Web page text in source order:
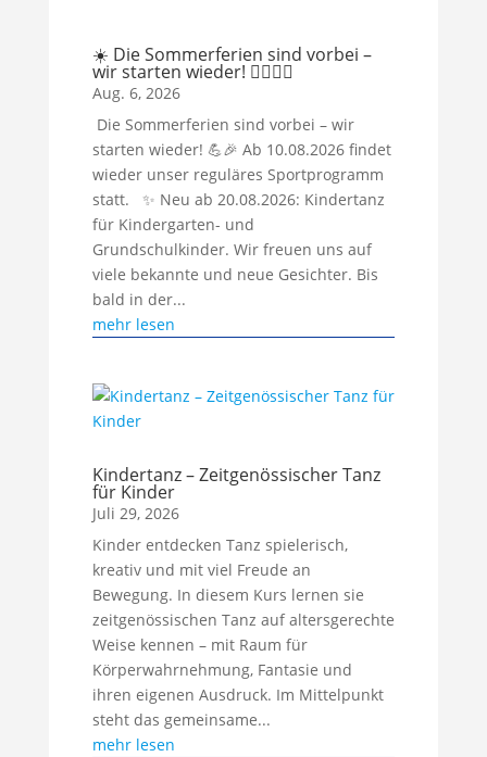
☀️ Die Sommerferien sind vorbei –
wir starten wieder! 🤸‍♀️🏃‍♂️
Aug. 6, 2026
​ Die Sommerferien sind vorbei – wir
starten wieder! 💪🎉 Ab 10.08.2026 findet
wieder unser reguläres Sportprogramm
statt. ✨ Neu ab 20.08.2026: Kindertanz
für Kindergarten- und
Grundschulkinder. Wir freuen uns auf
viele bekannte und neue Gesichter. Bis
bald in der...
mehr lesen
Kindertanz – Zeitgenössischer Tanz
für Kinder
Juli 29, 2026
Kinder entdecken Tanz spielerisch,
kreativ und mit viel Freude an
Bewegung. In diesem Kurs lernen sie
zeitgenössischen Tanz auf altersgerechte
Weise kennen – mit Raum für
Körperwahrnehmung, Fantasie und
ihren eigenen Ausdruck. Im Mittelpunkt
steht das gemeinsame...
mehr lesen